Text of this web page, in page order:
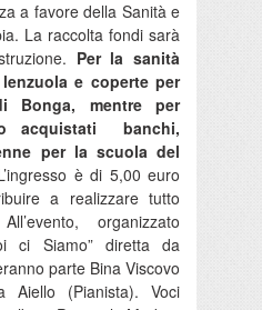
a favore della Sanità e
La raccolta fondi sarà
Per la sanità
e coperte per
Bonga, mentre per
acquistati banchi,
per la scuola del
è di 5,00 euro
a realizzare tutto
organizzato
ci Siamo” diretta da
parte Bina Viscovo
Aiello (Pianista). Voci